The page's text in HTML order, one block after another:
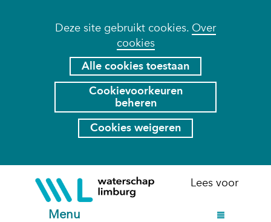
Cookies
toestaan?
Deze site gebruikt cookies. Over
cookies
kan
gebruik
cookies
website
worden
toegestaan
Alle cookies toestaan
Cookievoorkeuren
beheren
Cookies weigeren
naar
Lees voor
Menu